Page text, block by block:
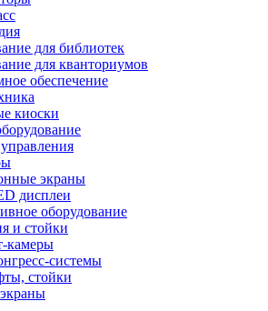
для библиотек
для кванториумов
обеспечение
киоски
экраны
дисплеи
оборудование
и стойки
камеры
системы
стойки